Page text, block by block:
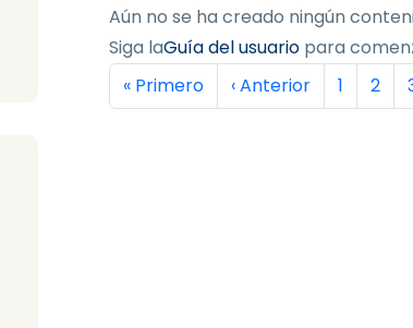
Aún no se ha creado ningún
Siga laGuía del usuariopara
Paginación
Primera página
« Primero Página anterior
‹ Anterior Página
1 2